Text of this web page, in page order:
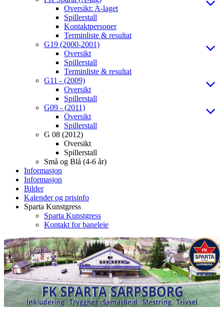
Oversikt: A-laget
Spillerstall
Kontaktpersoner
Terminliste & resultat
G19 (2000-2001)
Oversikt
Spillerstall
Terminliste & resultat
G11 - (2009)
Oversikt
Spillerstall
G09 - (2011)
Oversikt
Spillerstall
G 08 (2012)
Oversikt
Spillerstall
Små og Blå (4-6 år)
Informasjon
Informasjon
Bilder
Kalender og prisinfo
Sparta Kunstgress
Sparta Kunstgress
Kontakt for baneleie